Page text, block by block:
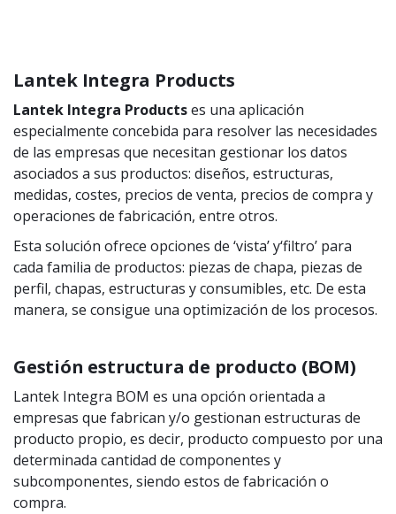
Lantek Integra Products
Lantek Integra Productses una aplicación
especialmente concebida para resolver las necesidades
de las empresas que necesitan gestionar los datos
asociados a sus productos: diseños, estructuras,
medidas, costes, precios de venta, precios de compra y
operaciones de fabricación, entre otros.
Esta solución ofrece opciones de ‘vista’ y‘filtro’ para
cada familia de productos: piezas de chapa, piezas de
perfil, chapas, estructuras y consumibles, etc. De esta
manera, se consigue una optimización de los procesos.
Gestión estructura de producto (BOM)
Lantek Integra BOM es una opción orientada a
empresas que fabrican y/o gestionan estructuras de
producto propio, es decir, producto compuesto por una
determinada cantidad de componentes y
subcomponentes, siendo estos de fabricación o
compra.